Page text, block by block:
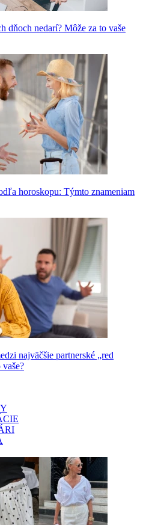
dňoch nedarí? Môže za to vaše
horoskopu: Týmto znameniam
najväčšie partnerské „red